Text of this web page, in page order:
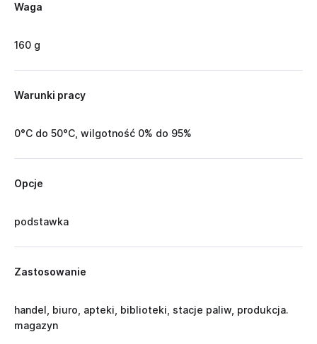
Waga
160 g
Warunki pracy
0°C do 50°C, wilgotność 0% do 95%
Opcje
podstawka
Zastosowanie
handel, biuro, apteki, biblioteki, stacje paliw, produkcja.
magazyn